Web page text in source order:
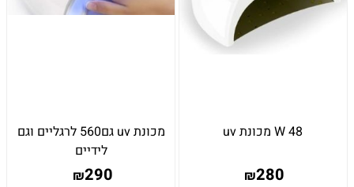
48 W מכונת uv
₪280
מכונת uv גם560 לרגליים וגם
לידיים
₪290